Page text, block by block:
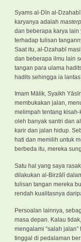
Syams al-Dīn al-
karyanya adalah
dan beberapa karya lain
terhadap tulisan
Saat itu, al-Dzahabī
dan beberapa ilmu lain
tangan para ulama
hadits sehingga ia
Imam Mālik, Syaikh
membukakan jalan,
melimpah tentang
oleh banyak santri dan
karir dan jalan hidup.
hati dan memilih untuk
berbeda itu, mereka
Satu hal yang saya
dilakukan al-Birzālī
tulisan tangan mereka
rendah kualitasnya
Persoalan lainnya,
masa depan. Kalau
mengalami “salah
tinggal di pedalaman